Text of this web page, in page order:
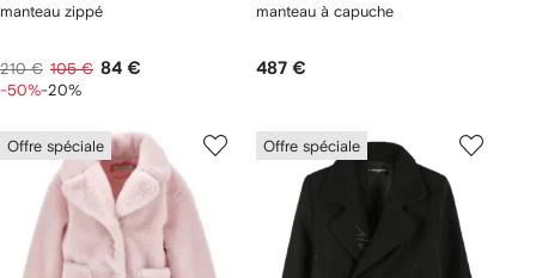
manteau zippé
210 € 105 € 84 €
-50%-20%
manteau à capuche
487 €
Offre spéciale Offre spéciale